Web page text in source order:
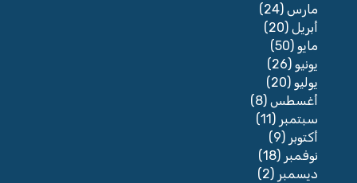
مارس(24)
أبريل(20)
مايو(50)
يونيو(26)
يوليو(20)
أغسطس(8)
سبتمبر(11)
أكتوبر(9)
نوفمبر(18)
ديسمبر(2)